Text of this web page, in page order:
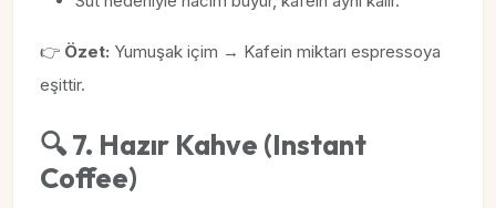
👉 Özet: Yumuşak içim → Kafein miktarı espressoya
eşittir.
🔍 7. Hazır Kahve (Instant
Coffee)